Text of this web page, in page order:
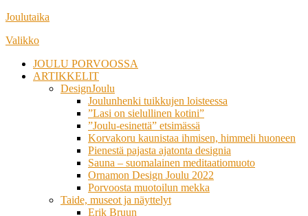
Siirry
sisältöön
Joulutaika
Valikko
JOULU PORVOOSSA
ARTIKKELIT
DesignJoulu
Joulunhenki tuikkujen loisteessa
”Lasi on sielullinen kotini”
”Joulu-esinettä” etsimässä
Korvakoru kaunistaa ihmisen, himmeli huoneen
Pienestä pajasta ajatonta designia
Sauna – suomalainen meditaatiomuoto
Ornamon Design Joulu 2022
Porvoosta muotoilun mekka
Taide, museot ja näyttelyt
Erik Bruun